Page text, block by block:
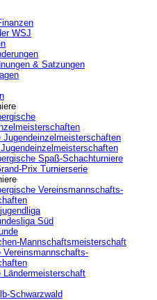
WSJ
& Satzungen
Jugendeinzelmeisterschaften
Spaß-Schachturniere
Prix Turnierserie
Vereinsmannschafts-
Süd
Mannschaftsmeisterschaft
Vereinsmannschafts-
Ländermeisterschaft
Schwarzwald